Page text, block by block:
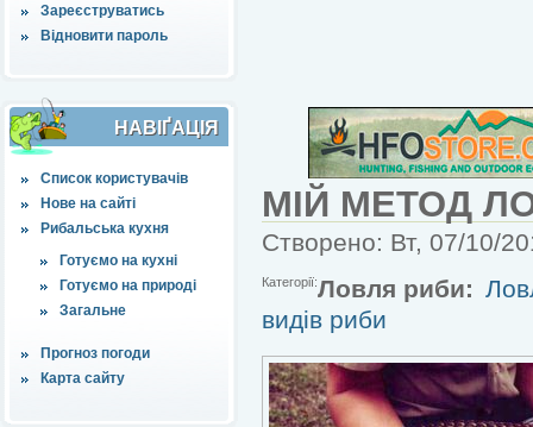
Зареєструватись
Відновити пароль
НАВІҐАЦІЯ
Список користувачів
Нове на сайті
Рибальська кухня
Готуємо на кухні
Готуємо на природі
Загальне
Прогноз погоди
Карта сайту
МІЙ МЕТОД
Створено: Вт, 07/10/
Категорії:Ловля риби:
видів риби